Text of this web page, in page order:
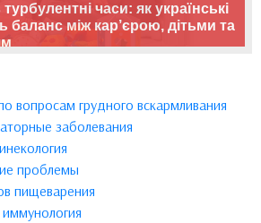
часи: як українські
між кар’єрою, дітьми та
вопросам грудного вскармливания
заболевания
проблемы
пищеварения
иммунология